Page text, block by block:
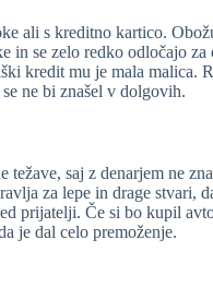
ali s kreditno kartico.
in se zelo redko odločajo za
kredit mu je mala malica.
ne bi znašel v dolgovih.
težave, saj z denarjem ne
za lepe in drage stvari,
prijatelji. Če si bo kupil
je dal celo premoženje.